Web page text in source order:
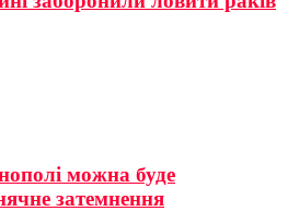
можна буде
затемнення